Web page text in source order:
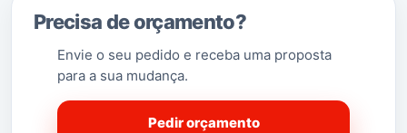
Precisa de orçamento?
Envie o seu pedido e receba uma proposta
para a sua mudança.
Pedir orçamento